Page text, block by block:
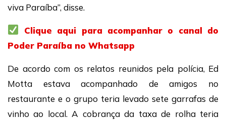
viva Paraíba”, disse.
Clique aqui para acompanhar o canal do
Poder Paraíba no Whatsapp
De acordo com os relatos reunidos pela polícia, Ed
Motta estava acompanhado de amigos no
restaurante e o grupo teria levado sete garrafas de
vinho ao local. A cobrança da taxa de rolha teria